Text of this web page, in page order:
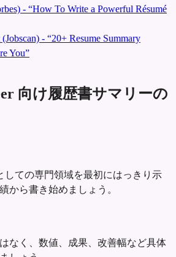
- “How To Write a Powerful Résumé
- “20+ Resume Summary
You”
向け履歴書サマリーの
しての専門領域を最初にはっきり示
から書き始めましょう。
なく、数値、成果、改善幅など具体